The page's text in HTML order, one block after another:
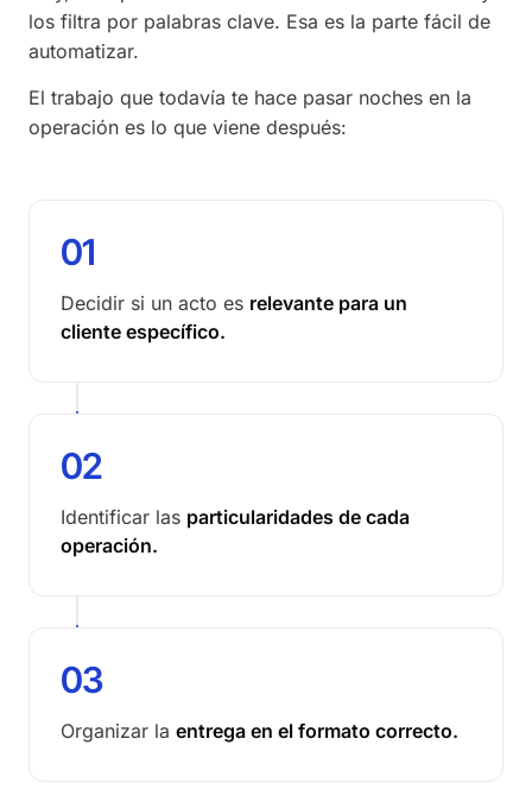
los filtra por palabras clave. Esa es la parte fácil de
automatizar.
El trabajo que todavía te hace pasar noches en la
operación es lo que viene después:
01
Decidir si un acto es relevante para un
cliente específico.
02
Identificar las particularidades de cada
operación.
03
Organizar la entrega en el formato correcto.